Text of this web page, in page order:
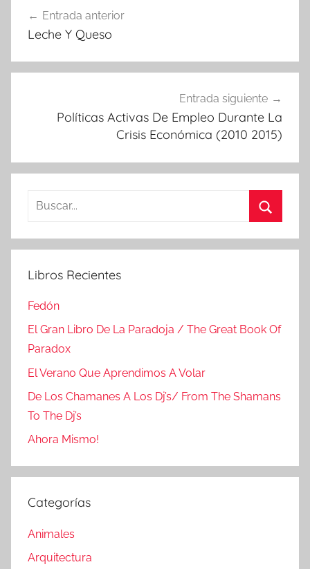
de
Entrada anterior
Leche Y Queso
Entrada siguiente
Políticas Activas De Empleo Durante La
Crisis Económica (2010 2015)
Buscar:
Libros Recientes
Fedón
El Gran Libro De La Paradoja / The Great Book Of
Paradox
El Verano Que Aprendimos A Volar
De Los Chamanes A Los Dj’s/ From The Shamans
To The Dj’s
Ahora Mismo!
Categorías
Animales
Arquitectura